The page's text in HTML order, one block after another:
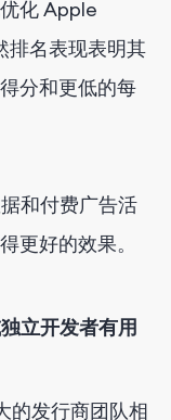
化 Apple
排名表现表明其
分和更低的每
和付费广告活
更好的效果。
立开发者有用
的发行商团队相